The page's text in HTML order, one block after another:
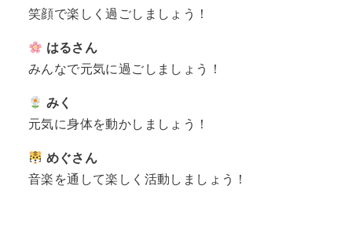
笑顔で楽しく過ごしましょう！
はるさん
みんなで元気に過ごしましょう！
みく
元気に身体を動かしましょう！
めぐさん
音楽を通して楽しく活動しましょう！